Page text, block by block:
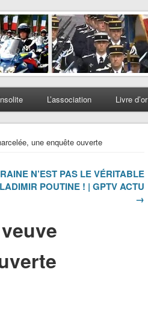
L’association Livre d’or
une enquête ouverte
N’EST PAS LE VÉRITABLE
POUTINE ! | GPTV ACTU
→